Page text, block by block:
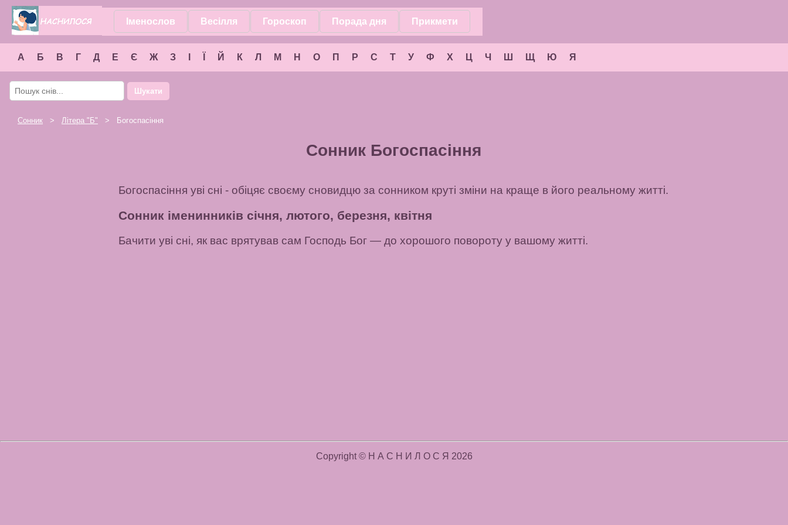
Іменослов Весілля Гороскоп Порада дня Прикмети
А Б В Г Д Е Є Ж З Й К Л М Н О П Р С Т У Ф Х Ц Ч Ш Щ Ю Я
Шукати
Сонник > Літера " Б" > Богоспасіння
Сонник Богоспасіння
Богоспасіння уві сні - обіцяє своєму сновидцю за сонником круті зміни на краще в його реальному житті.
Сонник іменинників січня, лютого, березня, квітня
Бачити уві сні, як вас врятував сам Господь Бог— до хорошого повороту у вашому житті.
Copyright © Н А С Н И Л О С Я 2026